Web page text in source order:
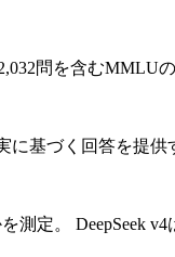
問を含むMMLUの
基づく回答を提供
測定。
DeepSeek